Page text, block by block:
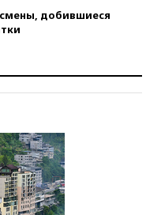
добившиеся